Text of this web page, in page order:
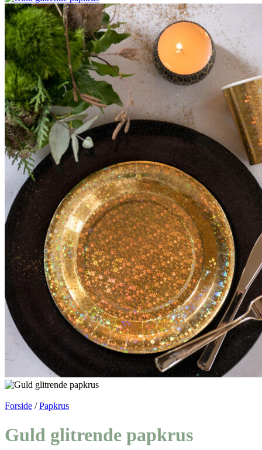
Forside / Papkrus
Guld glitrende papkrus